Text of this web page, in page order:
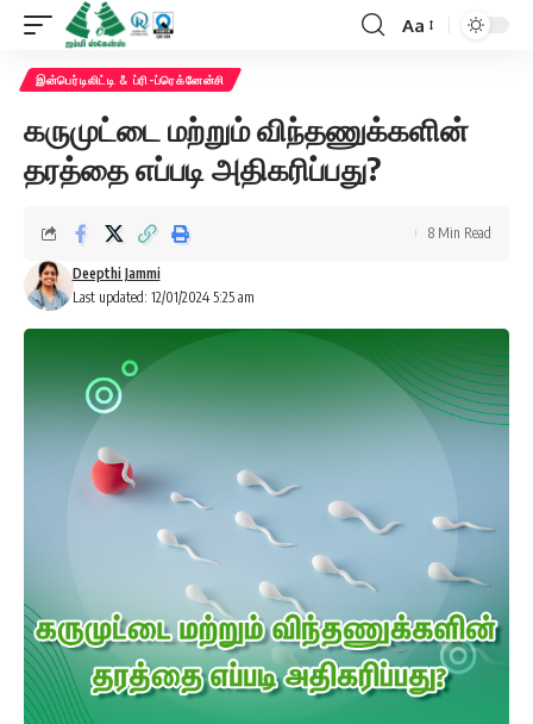
Font
Aa
இன்பெர்டிலிட்டி & ப்ரி-ப்ரெக்னேன்சி
கருமுட்டை மற்றும் விந்தணுக்களின்
தரத்தை எப்படி அதிகரிப்பது?
Last updated: 12/01/2024 5:25 am
Deepthi Jammi
8 Min Read